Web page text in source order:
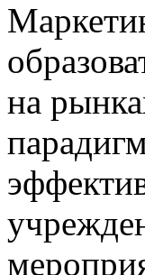
на